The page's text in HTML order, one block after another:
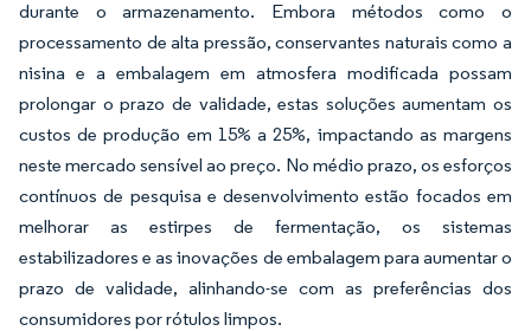
durante o armazenamento. Embora métodos como o
processamento de alta pressão, conservantes naturais como a
nisina e a embalagem em atmosfera modificada possam
prolongar o prazo de validade, estas soluções aumentam os
custos de produção em 15% a 25%, impactando as margens
neste mercado sensível ao preço. No médio prazo, os esforços
contínuos de pesquisa e desenvolvimento estão focados em
melhorar as estirpes de fermentação, os sistemas
estabilizadores e as inovações de embalagem para aumentar o
prazo de validade, alinhando-se com as preferências dos
consumidores por rótulos limpos.